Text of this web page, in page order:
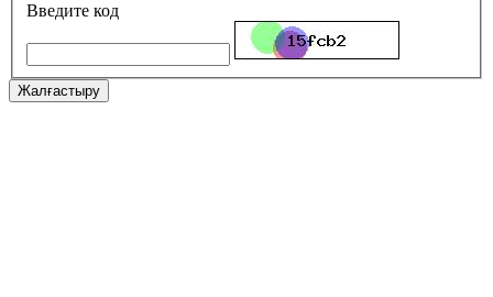
Введите код
Жалғастыру